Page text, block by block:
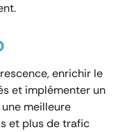
enrichir le
et implémenter un
meilleure
et plus de trafic